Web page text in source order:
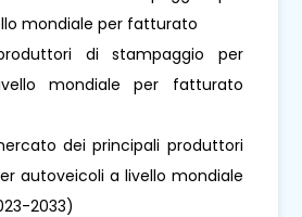
mondiale per fatturato
di stampaggio per
mondiale per fatturato
dei principali produttori
autoveicoli a livello mondiale
2033)